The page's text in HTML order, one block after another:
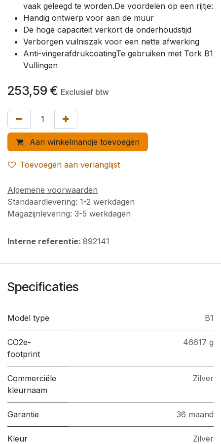
vaak geleegd te worden.De voordelen op een rijtje:
Handig ontwerp voor aan de muur
De hoge capaciteit verkort de onderhoudstijd
Verborgen vuilniszak voor een nette afwerking
Anti-vingerafdrukcoatingTe gebruiken met Tork B1
Vullingen
253,59 € Exclusief btw
Aan winkelmandje toevoegen
Toevoegen aan verlanglijst
Algemene voorwaarden
Standaardlevering: 1-2 werkdagen
Magazijnlevering: 3-5 werkdagen
Interne referentie: 892141
Specificaties
Model type B1
CO2e-
footprint
46617 g
Commerciële
kleurnaam
Zilver
Garantie 36 maand
Kleur Zilver